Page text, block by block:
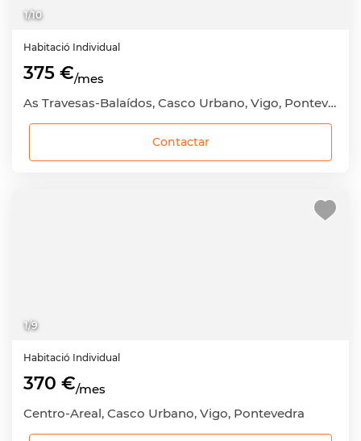
1/10
Habitació Individual
375 €/mes
As Travesas-Balaídos, Casco Urbano, Vigo, Pontevedra
Contactar
1/9
Habitació Individual
370 €/mes
Centro-Areal, Casco Urbano, Vigo, Pontevedra